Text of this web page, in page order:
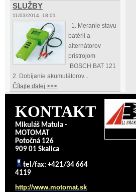
SLUŽBY
11/03/2014, 18:01
1. Meranie stavu
batérií a
alternátorov
prístrojom
BOSCH BAT 121
2. Dobíjanie akumulátorov...
Čítajte ďalej >>>
KONTAKT
Mikuláš Matula -
MOTOMAT
Potočná 126
909 01 Skalica
tel/fax: +421/34 664
4119
http://www.motomat.sk